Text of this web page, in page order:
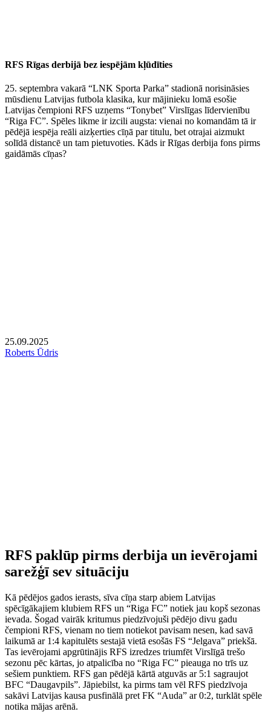
RFS Rīgas derbijā bez iespējām kļūdīties
25. septembra vakarā “LNK Sporta Parka” stadionā norisināsies
mūsdienu Latvijas futbola klasika, kur mājinieku lomā esošie
Latvijas čempioni RFS uzņems “Tonybet” Virslīgas līdervienību
“Riga FC”. Spēles likme ir izcili augsta: vienai no komandām tā ir
pēdējā iespēja reāli aizķerties cīņā par titulu, bet otrajai aizmukt
solīdā distancē un tam pietuvoties. Kāds ir Rīgas derbija fons pirms
gaidāmās cīņas?
25.09.2025
Roberts Ūdris
RFS paklūp pirms derbija un ievērojami
sarežģī sev situāciju
Kā pēdējos gados ierasts, sīva cīņa starp abiem Latvijas
spēcīgākajiem klubiem RFS un “Riga FC” notiek jau kopš sezonas
ievada. Šogad vairāk kritumus piedzīvojuši pēdējo divu gadu
čempioni RFS, vienam no tiem notiekot pavisam nesen, kad savā
laikumā ar 1:4 kapitulēts sestajā vietā esošās FS “Jelgava” priekšā.
Tas ievērojami apgrūtinājis RFS izredzes triumfēt Virslīgā trešo
sezonu pēc kārtas, jo atpalicība no “Riga FC” pieauga no trīs uz
sešiem punktiem. RFS gan pēdējā kārtā atguvās ar 5:1 sagraujot
BFC “Daugavpils”. Jāpiebilst, ka pirms tam vēl RFS piedzīvoja
sakāvi Latvijas kausa pusfinālā pret FK “Auda” ar 0:2, turklāt spēle
notika mājas arēnā.